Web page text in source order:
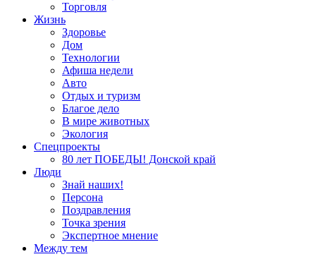
Торговля
Жизнь
Здоровье
Дом
Технологии
Афиша недели
Авто
Отдых и туризм
Благое дело
В мире животных
Экология
Спецпроекты
80 лет ПОБЕДЫ! Донской край
Люди
Знай наших!
Персона
Поздравления
Точка зрения
Экспертное мнение
Между тем